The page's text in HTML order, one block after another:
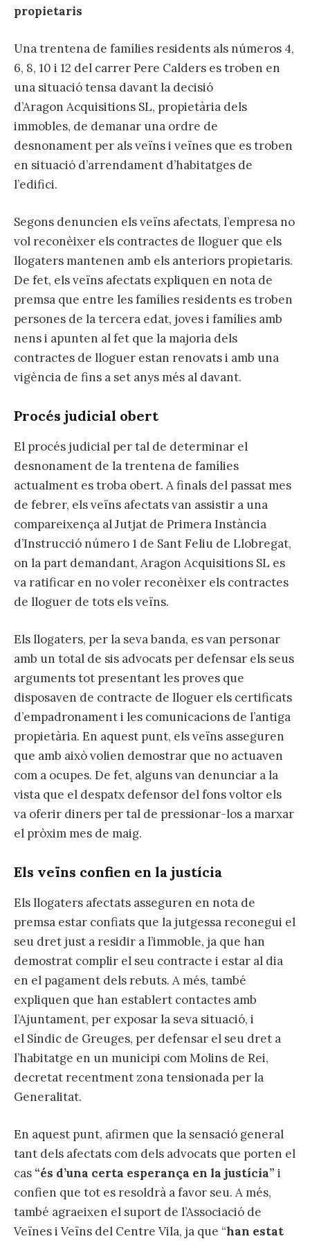
propietaris
Una trentena de famílies residents als números 4,
6, 8, 10 i 12 del carrer Pere Calders es troben en
una situació tensa davant la decisió
d’Aragon Acquisitions SL, propietària dels
immobles, de demanar una ordre de
desnonament per als veïns i veïnes que es troben
en situació d’arrendament d’habitatges de
l’edifici.
Segons denuncien els veïns afectats, l’empresa no
vol reconèixer els contractes de lloguer que els
llogaters mantenen amb els anteriors propietaris.
De fet, els veïns afectats expliquen en nota de
premsa que entre les famílies residents es troben
persones de la tercera edat, joves i famílies amb
nens i apunten al fet que la majoria dels
contractes de lloguer estan renovats i amb una
vigència de fins a set anys més al davant.
Procés judicial obert
El procés judicial per tal de determinar el
desnonament de la trentena de famílies
actualment es troba obert. A finals del passat mes
de febrer, els veïns afectats van assistir a una
compareixença al Jutjat de Primera Instància
d’Instrucció número 1 de Sant Feliu de Llobregat,
on la part demandant, Aragon Acquisitions SL es
va ratificar en no voler reconèixer els contractes
de lloguer de tots els veïns.
Els llogaters, per la seva banda, es van personar
amb un total de sis advocats per defensar els seus
arguments tot presentant les proves que
disposaven de contracte de lloguer els certificats
d’empadronament i les comunicacions de l’antiga
propietària. En aquest punt, els veïns asseguren
que amb això volien demostrar que no actuaven
com a ocupes. De fet, alguns van denunciar a la
vista que el despatx defensor del fons voltor els
va oferir diners per tal de pressionar-los a marxar
el pròxim mes de maig.
Els veïns confien en la justícia
Els llogaters afectats asseguren en nota de
premsa estar confiats que la jutgessa reconegui el
seu dret just a residir a l’immoble, ja que han
demostrat complir el seu contracte i estar al dia
en el pagament dels rebuts. A més, també
expliquen que han establert contactes amb
l’Ajuntament, per exposar la seva situació, i
el Síndic de Greuges, per defensar el seu dret a
l’habitatge en un municipi com Molins de Rei,
decretat recentment zona tensionada per la
Generalitat.
En aquest punt, afirmen que la sensació general
tant dels afectats com dels advocats que porten el
cas “és d’una certa esperança en la justícia” i
confien que tot es resoldrà a favor seu. A més,
també agraeixen el suport de l’Associació de
Veïnes i Veïns del Centre Vila, ja que “han estat